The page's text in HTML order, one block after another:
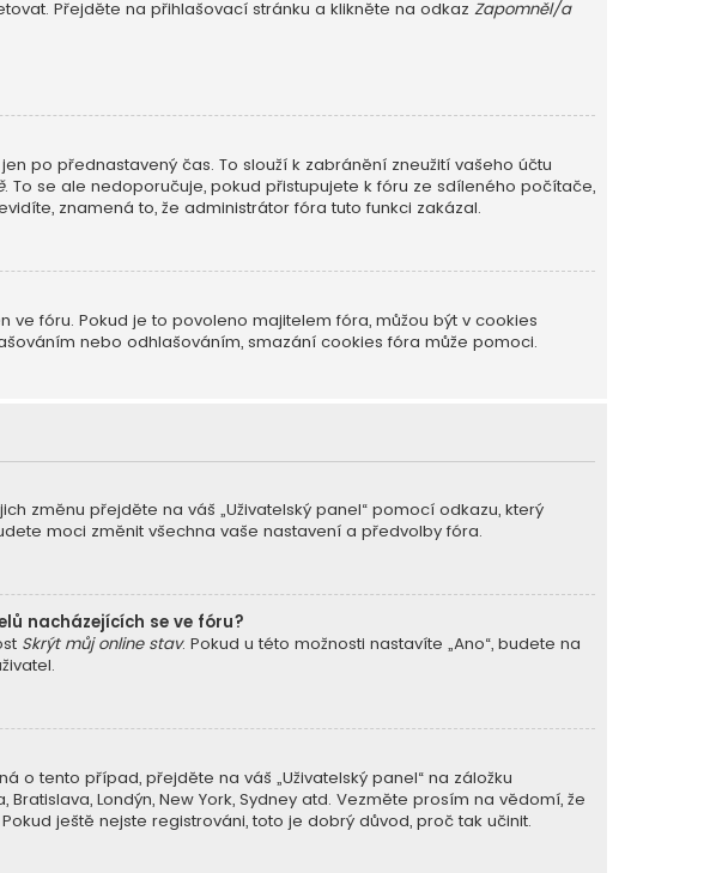
Přejděte na přihlašovací stránku a klikněte na odkaz Zapomněl/a
po přednastavený čas. To slouží k zabránění zneužití vašeho účtu
. To se ale nedoporučuje, pokud přistupujete k fóru ze sdíleného počítače,
znamená to, že administrátor fóra tuto funkci zakázal.
ve fóru. Pokud je to povoleno majitelem fóra, můžou být v cookies
nebo odhlašováním, smazání cookies fóra může pomoci.
změnu přejděte na váš „Uživatelský panel“ pomocí odkazu, který
moci změnit všechna vaše nastavení a předvolby fóra.
nacházejících se ve fóru?
Skrýt můj online stav. Pokud u této možnosti nastavíte „Ano“, budete na
o tento případ, přejděte na váš „Uživatelský panel“ na záložku
Londýn, New York, Sydney atd. Vezměte prosím na vědomí, že
ještě nejste registrováni, toto je dobrý důvod, proč tak učinit.